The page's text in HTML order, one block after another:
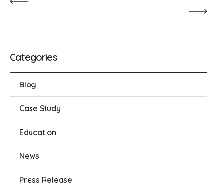
Categories
Blog
Case Study
Education
News
Press Release